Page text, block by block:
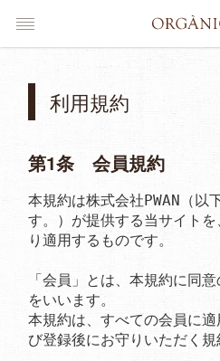
利用規約
第1条 会員規約
本規約は株式会社PWAN（以
す。）が提供する当サイト
り適用するものです。
「会員」とは、本規約に同
をいいます。
本規約は、すべての会員に
び登録後にお守りいただく規